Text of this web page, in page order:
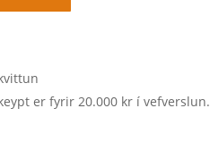
er fyrir 20.000 kr í vefverslun.